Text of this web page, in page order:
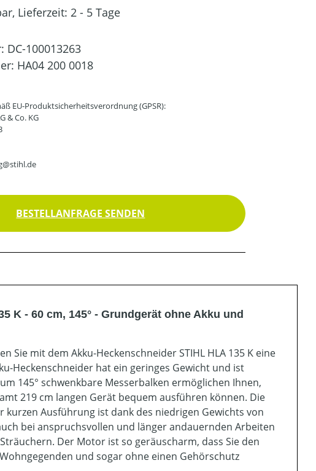
Lieferzeit: 2 - 5 Tage
DC-100013263
HA04 200 0018
EU-Produktsicherheitsverordnung (GPSR):
& Co. KG
BESTELLANFRAGE SENDEN
K - 60 cm, 145° - Grundgerät ohne Akku und
mit dem Akku-Heckenschneider STIHL HLA 135 K eine
Heckenschneider hat ein geringes Gewicht und ist
145° schwenkbare Messerbalken ermöglichen Ihnen,
219 cm langen Gerät bequem ausführen können. Die
kurzen Ausführung ist dank des niedrigen Gewichts von
bei anspruchsvollen und länger andauernden Arbeiten
Der Motor ist so geräuscharm, dass Sie den
und sogar ohne einen Gehörschutz